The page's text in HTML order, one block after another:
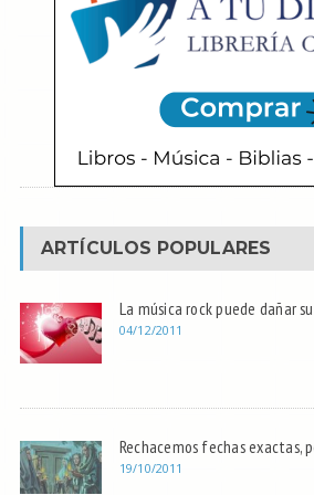
ARTÍCULOS POPULARES
La música rock puede dañar
04/12/2011
Rechacemos fechas exactas,
19/10/2011